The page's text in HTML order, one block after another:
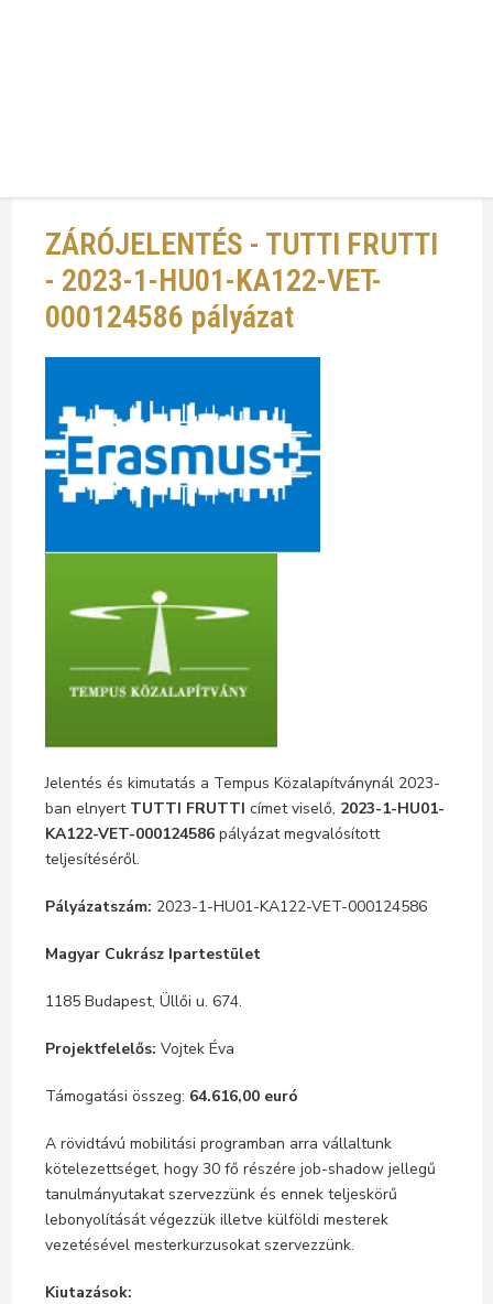
ZÁRÓJELENTÉS - TUTTI FRUTTI
- 2023-1-HU01-KA122-VET-
000124586 pályázat
Jelentés és kimutatás a Tempus Közalapítványnál 2023-
ban elnyert TUTTI FRUTTI címet viselő, 2023-1-HU01-
KA122-VET-000124586 pályázat megvalósított
teljesítéséről.
Pályázatszám: 2023-1-HU01-KA122-VET-000124586
Magyar Cukrász Ipartestület
1185 Budapest, Üllői u. 674.
Projektfelelős: Vojtek Éva
Támogatási összeg: 64.616,00 euró
A rövidtávú mobilitási programban arra vállaltunk
kötelezettséget, hogy 30 fő részére job-shadow jellegű
tanulmányutakat szervezzünk és ennek teljeskörű
lebonyolítását végezzük illetve külföldi mesterek
vezetésével mesterkurzusokat szervezzünk.
Kiutazások: